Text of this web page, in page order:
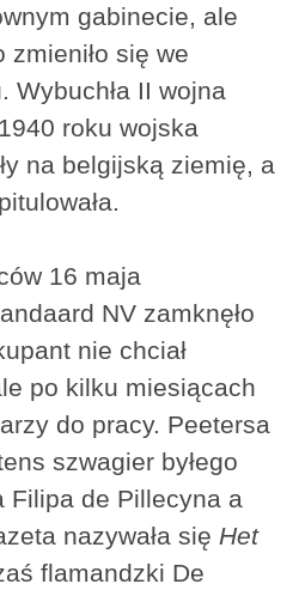
gabinecie, ale
zmieniło się we
Wybuchła II wojna
roku wojska
na belgijską ziemię, a
16 maja
NV zamknęło
nie chciał
po kilku miesiącach
do pracy. Peetersa
szwagier byłego
Filipa de Pillecyna a
nazywała się Het
flamandzki De